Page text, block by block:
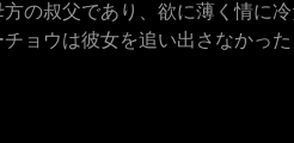
の叔父であり、欲に薄く情に冷
ョウは彼女を追い出さなかっ